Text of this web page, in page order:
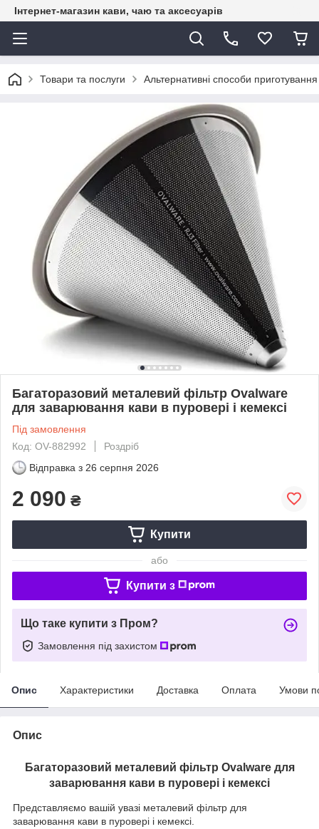
Інтернет-магазин кави, чаю та аксесуарів
Товари та послуги Альтернативні способи
Багаторазовий металевий фільтр Ovalware
для заварювання кави в пуровері і кемексі
Під замовлення
Код: OV-882992
Роздріб
Відправка з 26 серпня 2026
2 090 ₴
Купити
або
Купити з
Що таке купити з Пром?
Замовлення під захистом
Опис Характеристики Доставка Оплата Умови
Опис
Багаторазовий металевий фільтр Ovalware для
заварювання кави в пуровері і кемексі
Представляємо вашій увазі металевий фільтр для
заварювання кави в пуровері і кемексі.